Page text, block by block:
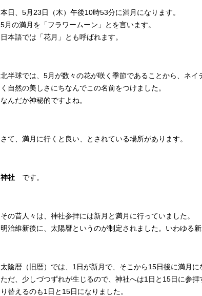
本日、5月23日（木）午後10時53分に満月になります。
5月の満月を「フラワームーン」とを言います。
日本語では「花月」とも呼ばれます。
北半球では、5月が数々の花が咲く季節であることから、 ネイ
く自然の美しさにちなんでこの名前をつけました。
なんだか神秘的ですよね。
さて、満月に行くと良い、とされている場所があります。
神社 です。
その昔人々は、神社参拝には新月と満月に行っていました。
明治維新後に、太陽暦というのが制定されました。 いわゆる
太陰暦（旧暦）では、1日が新月で、 そこから15日後に満月に
ただ、少しづつずれが生じるので、 神社へは1日と15日に参拝
り替えるのも1日と15日になりました。